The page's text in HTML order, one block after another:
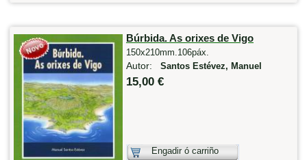
Búrbida. As orixes de Vigo
150x210mm.106páx.
Autor: Santos Estévez, Manuel
15,00 €
Engadir ó carriño